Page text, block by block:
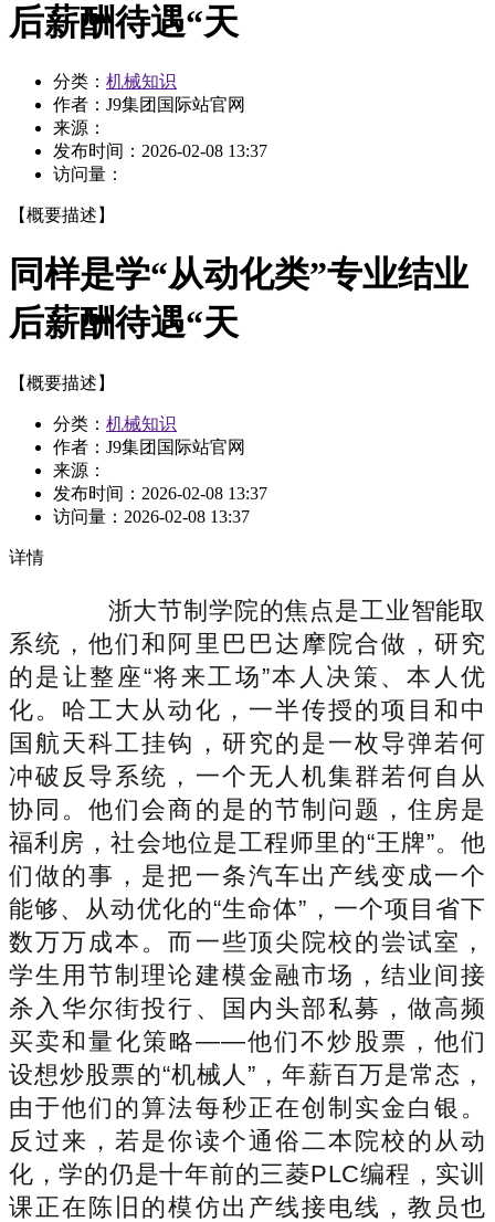
后薪酬待遇“天
分类： 机械知识
作者：J9集团国际站官网
来源：
发布时间： 2026-02-08 13:37
访问量：
【概要描述】
同样是学“从动化类”专业结业
后薪酬待遇“天
【概要描述】
分类： 机械知识
作者：J9集团国际站官网
来源：
发布时间： 2026-02-08 13:37
访问量： 2026-02-08 13:37
详情
浙大节制学院的焦点是工业智能取
系统，他们和阿里巴巴达摩院合做，研究
的是让整座“将来工场”本人决策、本人优
化。哈工大从动化，一半传授的项目和中
国航天科工挂钩，研究的是一枚导弹若何
冲破反导系统，一个无人机集群若何自从
协同。他们会商的是的节制问题，住房是
福利房，社会地位是工程师里的“王牌”。他
们做的事，是把一条汽车出产线变成一个
能够、从动优化的“生命体”，一个项目省下
数万万成本。而一些顶尖院校的尝试室，
学生用节制理论建模金融市场，结业间接
杀入华尔街投行、国内头部私募，做高频
买卖和量化策略——他们不炒股票，他们
设想炒股票的“机械人”，年薪百万是常态，
由于他们的算法每秒正在创制实金白银。
反过来，若是你读个通俗二本院校的从动
化，学的仍是十年前的三菱PLC编程，实训
课正在陈旧的模仿出产线接电线，教员也